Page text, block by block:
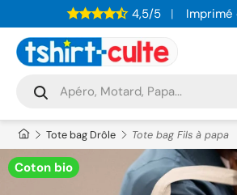
ALLER AU CONTENU
4,5/5 Imprimé
Recherche
Rechercher
Tote bag Drôle Tote bag Fils à papa
Coton bio